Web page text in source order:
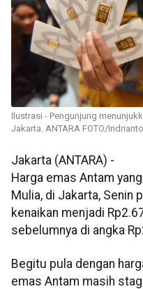
Ilustrasi - Pengunjung
Jakarta. ANTARA FOTO/
Jakarta (ANTARA) -
Harga emas Antam
Mulia, di Jakarta, Senin
kenaikan menjadi
sebelumnya di angka
Begitu pula dengan
emas Antam masih